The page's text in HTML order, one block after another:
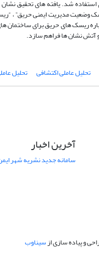
استفاده شد. یافته های تحقیق
وضعیت مدیریت ایمنی حریق” ،
ریسک های حریق برای ساختمان
آتش نشان ها فراهم سازد.
تحلیل عاملی اکتشافی تحلیل
آخرین اخبار
سامانه جدید نشریه شهر
و پیاده سازی ازسیناوب